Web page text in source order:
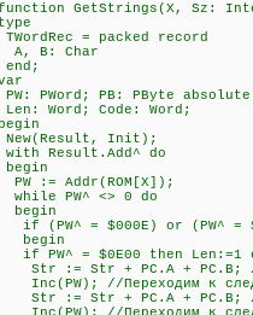
GetStrings(X, Sz:
type
TWordRec = packed record
A, B: Char
end;
PW: PWord; PB: PByte
Len: Word; Code: Word;
begin
New(Result, Init);
with Result.Add^ do
begin
PW := Addr(ROM[X]);
while PW^ <> 0 do
begin
if (PW^ = $000E) or (PW^ =
begin
if PW^ = $0E00 then Len:=1
Str := Str + PC.A + PC.B; //
Inc(PW); //Переходим к
Str := Str + PC.A + PC.B; //